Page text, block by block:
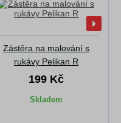
Zástěra na malování s
rukávy Pelikan R
199 Kč
Skladem